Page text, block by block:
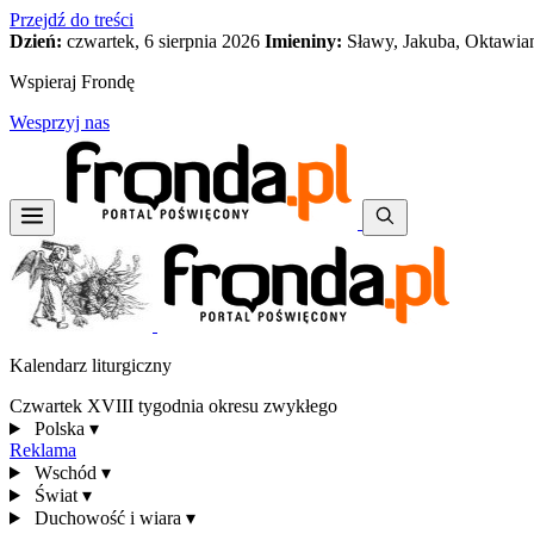
Przejdź do treści
Dzień: czwartek, 6 sierpnia 2026 Imieniny: Sławy, Jakuba,
Wspieraj Frondę
Wesprzyj nas
Kalendarz liturgiczny
Czwartek XVIII tygodnia okresu zwykłego
Polska ▾
Reklama
Wschód ▾
Świat ▾
Duchowość i wiara ▾